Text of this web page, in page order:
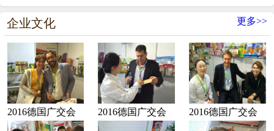
企业文化 更多>>
2016德国广交会 2016德国广交会 2016德国广交会